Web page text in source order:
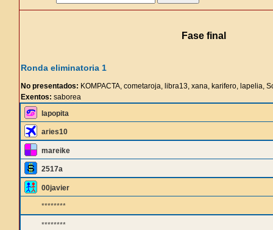
Fase final
Ronda eliminatoria 1
No presentados: KOMPACTA, cometaroja, libra13, xana, karifero, lapelia,
Exentos: saborea
lapopita
aries10
mareike
2517a
00javier
********
********